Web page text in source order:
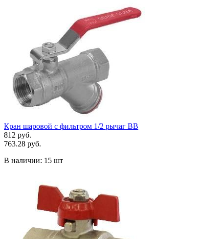
Кран шаровой с фильтром 1/2 рычаг ВВ
812 руб.
763.28 руб.
В наличии: 15 шт